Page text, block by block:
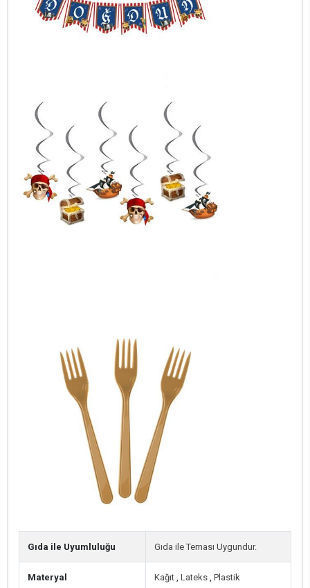
Gıda ile Uyumluluğu Gıda ile Teması Uygundur.
Materyal Kağıt , Lateks , Plastik